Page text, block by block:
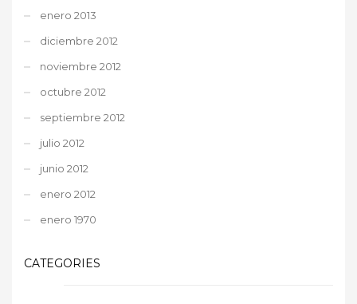
enero 2013
diciembre 2012
noviembre 2012
octubre 2012
septiembre 2012
julio 2012
junio 2012
enero 2012
enero 1970
CATEGORIES